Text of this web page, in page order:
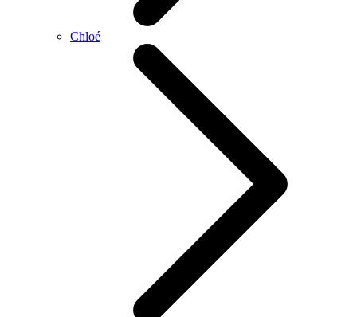
Chloé